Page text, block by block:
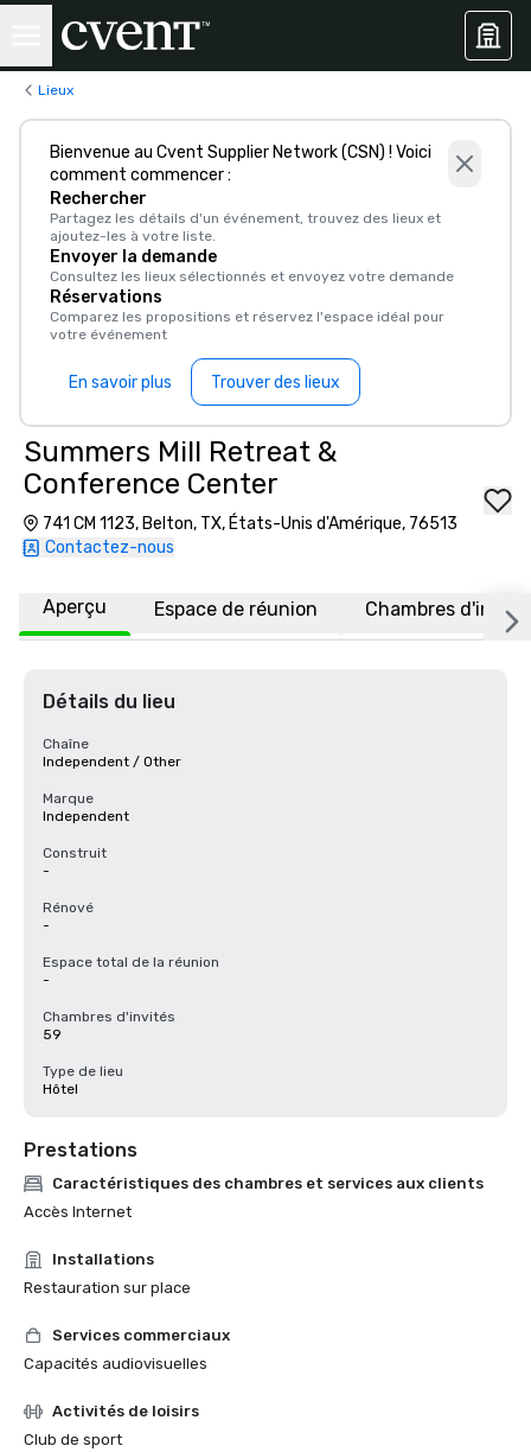
Lieux
Bienvenue au Cvent Supplier Network (CSN) ! Voici
comment commencer :
Rechercher
Partagez les détails d'un événement, trouvez des lieux et
ajoutez-les à votre liste.
Envoyer la demande
Consultez les lieux sélectionnés et envoyez votre demande
Réservations
Comparez les propositions et réservez l'espace idéal pour
votre événement
En savoir plus Trouver des lieux
Summers Mill Retreat &
Conference Center
741 CM 1123, Belton, TX, États-Unis d'Amérique, 76513
Contactez-nous
Aperçu Espace de réunion Chambres
Détails du lieu
Chaîne
Independent / Other
Marque
Independent
Construit
-
Rénové
-
Espace total de la réunion
-
Chambres d'invités
59
Type de lieu
Hôtel
Prestations
Caractéristiques des chambres et services aux clients
Accès Internet
Installations
Restauration sur place
Services commerciaux
Capacités audiovisuelles
Activités de loisirs
Club de sport